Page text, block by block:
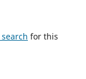
for this